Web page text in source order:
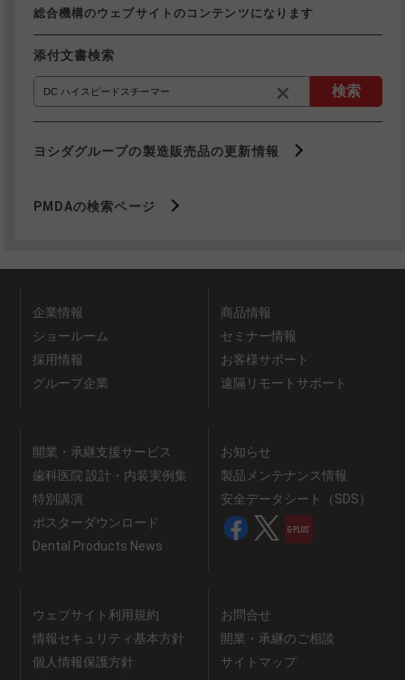
総合機構のウェブサイトのコンテンツになります
添付文書検索
検索
ヨシダグループの製造販売品の更新情報
PMDAの検索ページ
企業情報
ショールーム
採用情報
グループ企業
商品情報
セミナー情報
お客様サポート
遠隔リモートサポート
開業・承継支援サービス
歯科医院 設計・内装実例集
特別講演
ポスターダウンロード
Dental Products News
お知らせ
製品メンテナンス情報
安全データシート（SDS）
ウェブサイト利用規約
情報セキュリティ基本方針
個人情報保護方針
お問合せ
開業・承継のご相談
サイトマップ